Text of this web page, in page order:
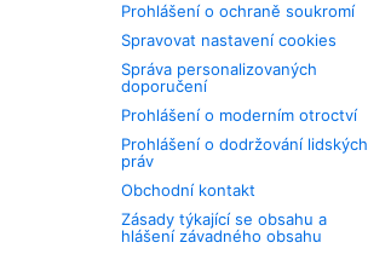
Prohlášení o ochraně soukromí
Spravovat nastavení cookies
Správa personalizovaných
doporučení
Prohlášení o moderním otroctví
Prohlášení o dodržování lidských
práv
Obchodní kontakt
Zásady týkající se obsahu a
hlášení závadného obsahu